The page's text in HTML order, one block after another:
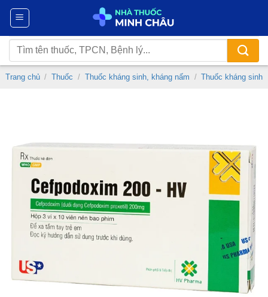
Chuyển
nội
dung
Tìm
kiếm:
Trang chủ / Thuốc / Thuốc kháng sinh, kháng nấm / Thuốc kháng sinh